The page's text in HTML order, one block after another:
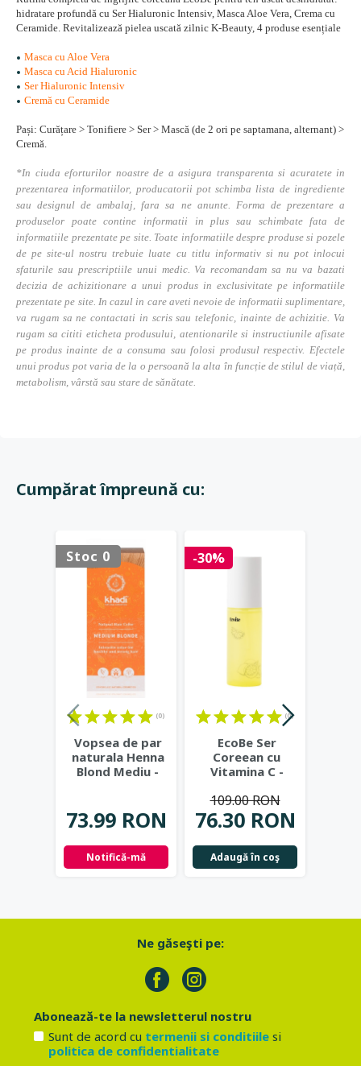
hidratare profundă cu Ser Hialuronic Intensiv, Masca Aloe Vera, Crema cu
Ceramide. Revitalizează pielea uscată zilnic K-Beauty, 4 produse esențiale
Masca cu Aloe Vera
Masca cu Acid Hialuronic
Ser Hialuronic Intensiv
Cremă cu Ceramide
Pași: Curățare > Tonifiere > Ser > Mască (de 2 ori pe saptamana, alternant) >
Cremă.
*In ciuda eforturilor noastre de a asigura transparenta si acuratete in
prezentarea informatiilor, producatorii pot schimba lista de ingrediente
sau designul de ambalaj, fara sa ne anunte. Forma de prezentare a
produselor poate contine informatii in plus sau schimbate fata de
informatiile prezentate pe site. Toate informatiile despre produse si pozele
de pe site-ul nostru trebuie luate cu titlu informativ si nu pot inlocui
sfaturile sau prescriptiile unui medic. Va recomandam sa nu va bazati
decizia de achizitionare a unui produs in exclusivitate pe informatiile
prezentate pe site. In cazul in care aveti nevoie de informatii suplimentare,
va rugam sa ne contactati in scris sau telefonic, inainte de achizitie. Va
rugam sa cititi eticheta produsului, atentionarile si instructiunile afisate
pe produs inainte de a consuma sau folosi produsul respectiv. Efectele
unui produs pot varia de la o persoană la alta în funcție de stilul de viață,
metabolism, vârstă sau stare de sănătate.
Cumpărat împreună cu:
Stoc 0
(0)
Vopsea de par
naturala Henna
Blond Mediu -
73.99 RON
Notifică-mă
-30%
(0)
EcoBe Ser
Coreean cu
Vitamina C -
Luminozitate si
76.30 RON
109.00 RON
Adaugă în coş
Ne găseşti pe:
Abonează-te la newsletterul nostru
Sunt de acord cu termenii si conditiilesi
politica de confidentialitate